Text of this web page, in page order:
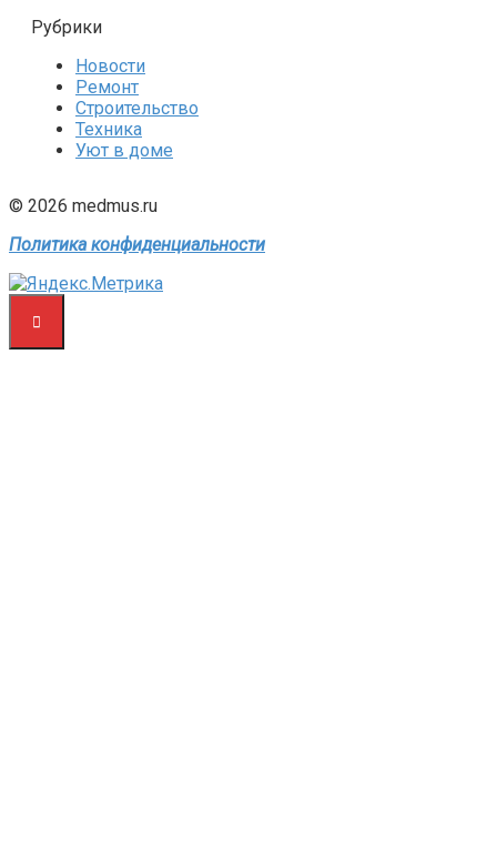
Рубрики
Новости
Ремонт
Строительство
Техника
Уют в доме
© 2026 medmus.ru
Политика конфиденциальности